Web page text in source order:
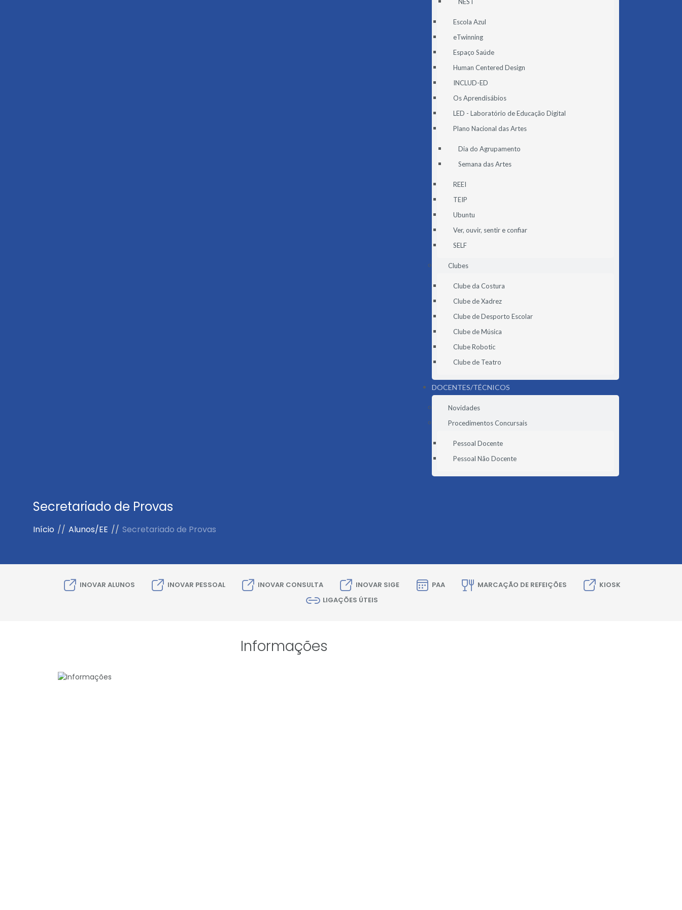
Escola Azul
eTwinning
Espaço Saúde
Human Centered Design
INCLUD-ED
Os Aprendisábios
LED - Laboratório de Educação Digital
Plano Nacional das Artes
Dia do Agrupamento
Semana das Artes
REEI
TEIP
Ubuntu
Ver, ouvir, sentir e confiar
SELF
Clubes
Clube da Costura
Clube de Xadrez
Clube de Desporto Escolar
Clube de Música
Clube Robotic
Clube de Teatro
DOCENTES/TÉCNICOS
Novidades
Procedimentos Concursais
Pessoal Docente
Pessoal Não Docente
Secretariado de Provas
Início // Alunos/EE // Secretariado de Provas
INOVAR ALUNOS INOVAR PESSOAL INOVAR CONSULTA INOVAR SIGE PAA MARCAÇÃO DE REFEIÇÕES
KIOSK
LIGAÇÕES ÚTEIS
Informações